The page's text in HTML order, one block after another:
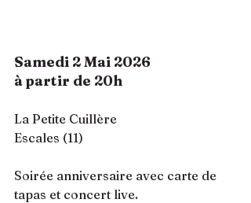
Samedi 2 Mai 2026
à partir de 20h
La Petite Cuillère
Escales (11)
Soirée anniversaire avec carte de
tapas et concert live.